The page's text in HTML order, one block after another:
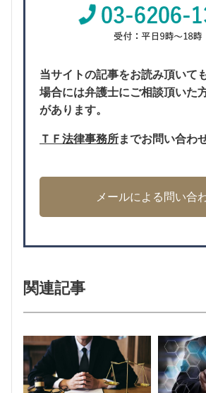
当サイトの記事をお読み頂いて
場合には弁護士にご相談頂いた
があります。
ＴＦ法律事務所までお問い合わ
メールによる問い合
関連記事